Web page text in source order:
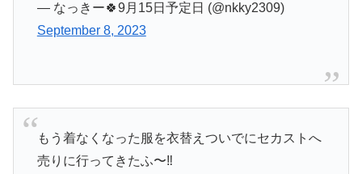
— なっきー🍀9月15日予定日 (@nkky2309)
September 8, 2023
もう着なくなった服を衣替えついでにセカストへ
売りに行ってきたふ〜‼️